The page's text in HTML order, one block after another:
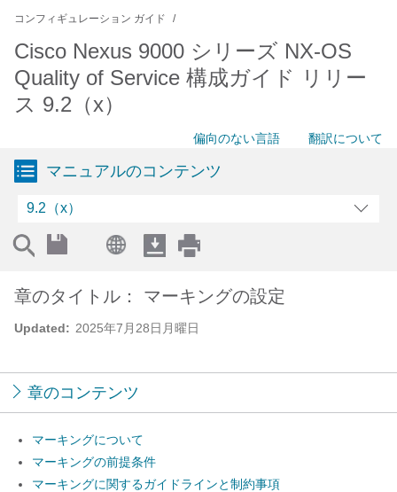
コンフィギュレーション ガイド
Cisco Nexus 9000 シリーズ NX-OS
Quality of Service 構成ガイド リリー
ス 9.2（x）
偏向のない言語 翻訳について
マニュアルのコンテンツ
9.2（x）
Updated: 2025年7月28日月曜日
章のタイトル： マーキングの設定
章のコンテンツ
マーキングについて
マーキングの前提条件
マーキングに関するガイドラインと制約事項